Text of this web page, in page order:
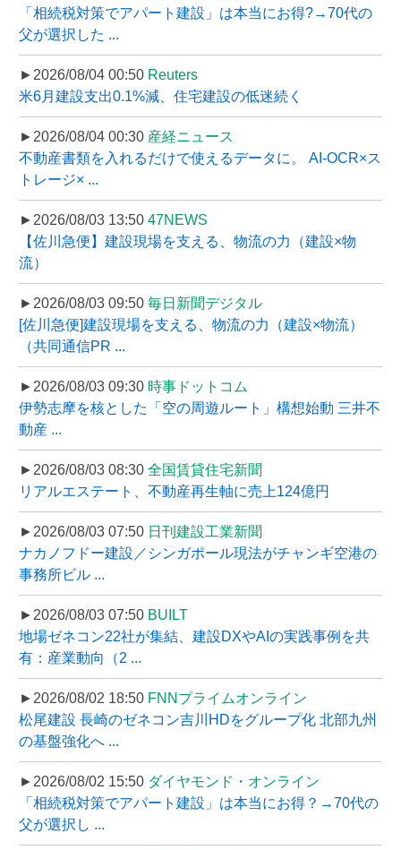
「相続税対策でアパート建設」は本当にお得?→70代の
父が選択した ...
►2026/08/04 00:50 Reuters
米6月建設支出0.1%減、住宅建設の低迷続く
►2026/08/04 00:30 産経ニュース
不動産書類を入れるだけで使えるデータに。 AI-OCR×ス
トレージ× ...
►2026/08/03 13:50 47NEWS
【佐川急便】建設現場を支える、物流の力（建設×物
流）
►2026/08/03 09:50 毎日新聞デジタル
[佐川急便]建設現場を支える、物流の力（建設×物流）
（共同通信PR ...
►2026/08/03 09:30 時事ドットコム
伊勢志摩を核とした「空の周遊ルート」構想始動 三井不
動産 ...
►2026/08/03 08:30 全国賃貸住宅新聞
リアルエステート、不動産再生軸に売上124億円
►2026/08/03 07:50 日刊建設工業新聞
ナカノフドー建設／シンガポール現法がチャンギ空港の
事務所ビル ...
►2026/08/03 07:50 BUILT
地場ゼネコン22社が集結、建設DXやAIの実践事例を共
有：産業動向（2 ...
►2026/08/02 18:50 FNNプライムオンライン
松尾建設 長崎のゼネコン吉川HDをグループ化 北部九州
の基盤強化へ ...
►2026/08/02 15:50 ダイヤモンド・オンライン
「相続税対策でアパート建設」は本当にお得？→70代の
父が選択し ...